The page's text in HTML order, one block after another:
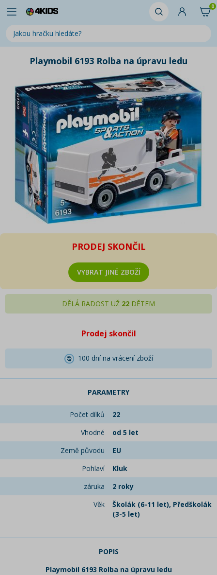
0
Playmobil 6193 Rolba na úpravu ledu
PRODEJ SKONČIL
VYBRAT JINÉ ZBOŽÍ
DĚLÁ RADOST UŽ 22 DĚTEM
Prodej skončil
100 dní na vrácení zboží
PARAMETRY
Počet dílků
22
Vhodné
od 5 let
Země původu
EU
Pohlaví
Kluk
záruka
2 roky
Věk
Školák (6-11 let), Předškolák
(3-5 let)
POPIS
Playmobil 6193 Rolba na úpravu ledu